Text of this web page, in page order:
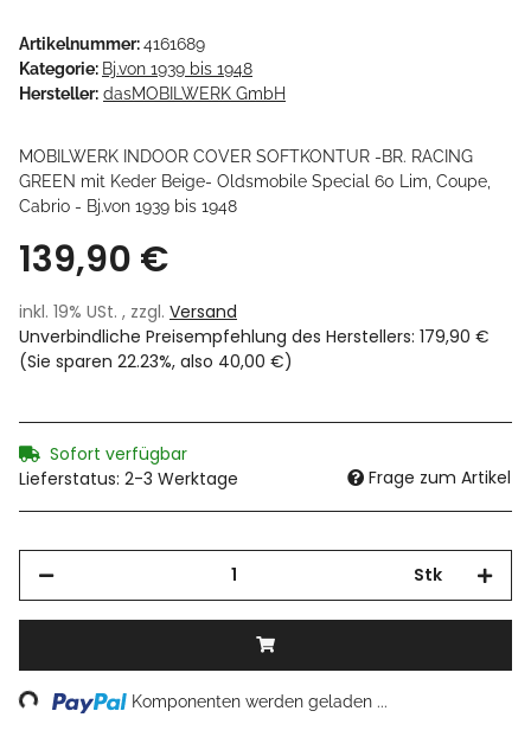
Artikelnummer:4161689
Kategorie: Bj.von 1939 bis 1948
Hersteller: dasMOBILWERK GmbH
MOBILWERK INDOOR COVER SOFTKONTUR -BR. RACING
GREEN mit Keder Beige- Oldsmobile Special 60 Lim, Coupe,
Cabrio - Bj.von 1939 bis 1948
139,90 €
inkl. 19% USt. , zzgl. Versand
Unverbindliche Preisempfehlung des Herstellers: 179,90 €
(Sie sparen 22.23%, also 40,00 €)
Sofort verfügbar
Lieferstatus: 2-3 Werktage
Frage zum Artikel
Stk
Loading... Komponenten werden geladen ...